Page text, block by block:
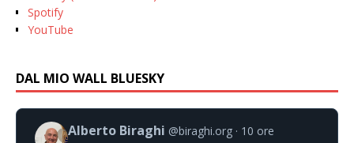
Spotify
YouTube
DAL MIO WALL BLUESKY
Alberto Biraghi @biraghi.org 10 ore